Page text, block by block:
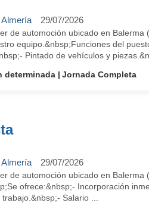
Almería 29/07/2026
de automoción ubicado en
equipo.&nbsp;Funciones del
Pintado de vehículos y
determinada
Jornada Completa
Almería 29/07/2026
de automoción ubicado en
ofrece:&nbsp;- Incorporación
Salario ...